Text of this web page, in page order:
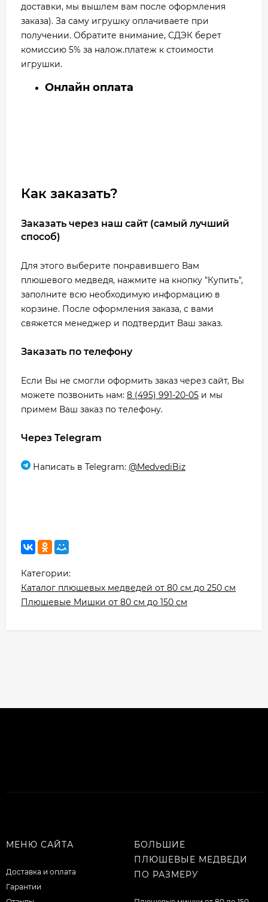
доставки, мы вышлем вам после оформления
заказа). За саму игрушку оплачиваете при
получении. Обратите внимание, СДЭК берет
комиссию 5% за налож.платеж к стоимости
игрушки.
Онлайн оплата
Как заказать?
Заказать через наш сайт (самый лучший
способ)
Для этого выберите понравившего Вам
плюшевого медведя, нажмите на кнопку "Купить",
заполните всю необходимую информацию в
корзине. После оформления заказа, с вами
свяжется менеджер и подтвердит Ваш заказ.
Заказать по телефону
Если Вы не смогли оформить заказ через сайт, Вы
можете позвонить нам: 8 (495) 991-20-05 и мы
примем Ваш заказ по телефону.
Через Telegram
Написать в Telegram: @MedvediBiz
Категории:
Каталог плюшевых медведей от 80 см до 250 см
Плюшевые Мишки от 80 см до 150 см
МЕНЮ САЙТА
Доставка и оплата
Гарантии
БОЛЬШИЕ
ПЛЮШЕВЫЕ МЕДВЕДИ
ПО РАЗМЕРУ